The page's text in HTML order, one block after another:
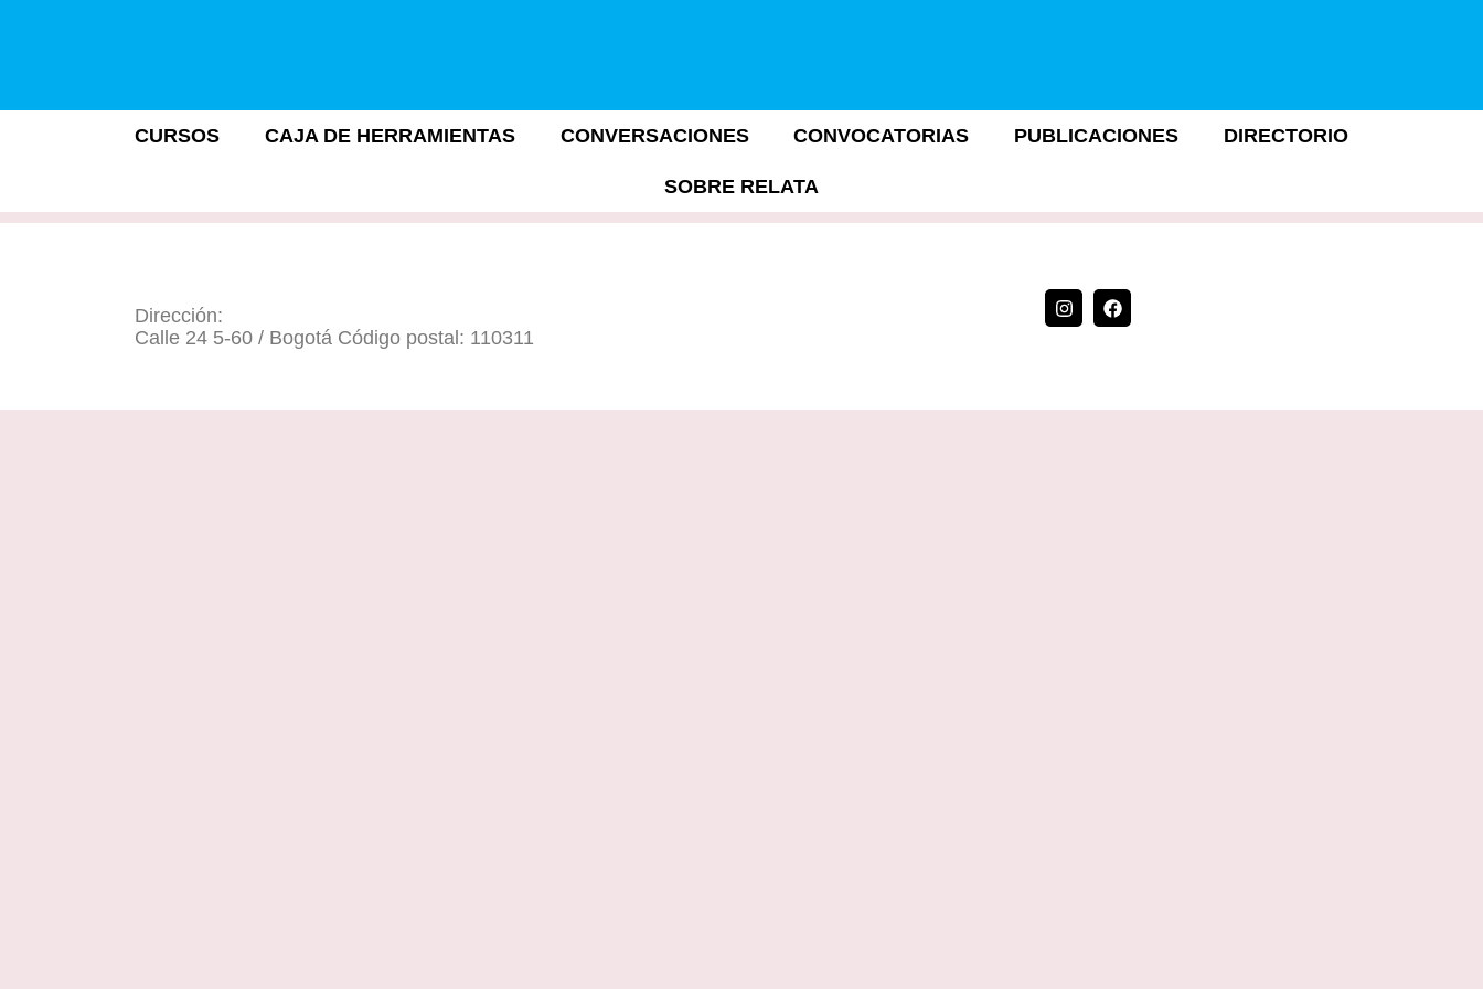
CURSOS CAJA DE HERRAMIENTAS CONVERSACIONES CONVOCATORIAS PUBLICACIONES DIRECTORIO
SOBRE RELATA
Dirección:
Calle 24 5-60 / Bogotá Código postal: 110311